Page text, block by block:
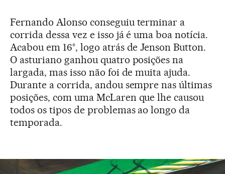
Fernando Alonso conseguiu terminar a
corrida dessa vez e isso já é uma boa notícia.
Acabou em 16°, logo atrás de Jenson Button.
O asturiano ganhou quatro posições na
largada, mas isso não foi de muita ajuda.
Durante a corrida, andou sempre nas últimas
posições, com uma McLaren que lhe causou
todos os tipos de problemas ao longo da
temporada.